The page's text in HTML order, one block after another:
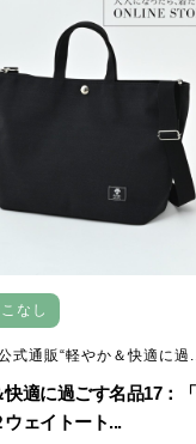
なし
式通販“軽やか＆快適に過...
適に過ごす名品17：
ェイトート...